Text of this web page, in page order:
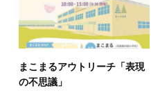
まこまるアウトリーチ「表現
の不思議」